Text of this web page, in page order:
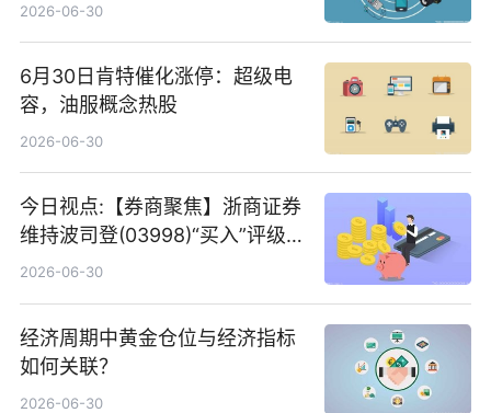
2026-06-30
6月30日肯特催化涨停：超级电
容，油服概念热股
2026-06-30
今日视点:【券商聚焦】浙商证券
维持波司登(03998)“买入”评级
指其业绩高质量稳增长
2026-06-30
经济周期中黄金仓位与经济指标
如何关联？
2026-06-30